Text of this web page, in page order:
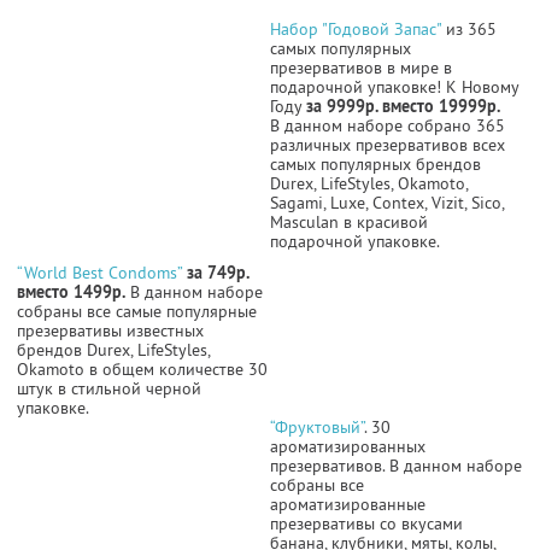
Набор "Годовой Запас" из 365
самых популярных
презервативов в мире в
подарочной упаковке! К Новому
Годуза 9999р. вместо 19999р.
В данном наборе собрано 365
различных презервативов всех
самых популярных брендов
Durex, LifeStyles, Okamoto,
Sagami, Luxe, Contex, Vizit, Sico,
Masculan в красивой
подарочной упаковке.
“World Best Condoms” за 749р.
вместо 1499р. В данном наборе
собраны все самые популярные
презервативы известных
брендов Durex, LifeStyles,
Okamoto в общем количестве 30
штук в стильной черной
упаковке.
“Фруктовый”. 30
ароматизированных
презервативов. В данном наборе
собраны все
ароматизированные
презервативы со вкусами
банана, клубники, мяты, колы,